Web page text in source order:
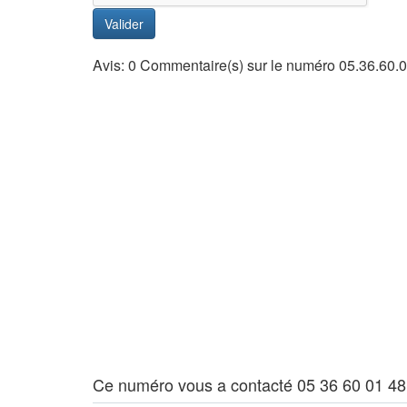
Valider
Avis: 0 Commentaire(s) sur le numéro
Ce numéro vous a contacté 05 36 60 01 48